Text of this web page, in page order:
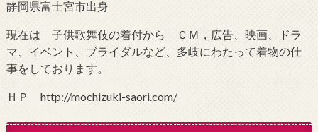
静岡県富士宮市出身
現在は 子供歌舞伎の着付から ＣＭ，広告、映画、ドラ
マ、イベント、ブライダルなど、多岐にわたって着物の仕
事をしております。
ＨＰ http://mochizuki-saori.com/